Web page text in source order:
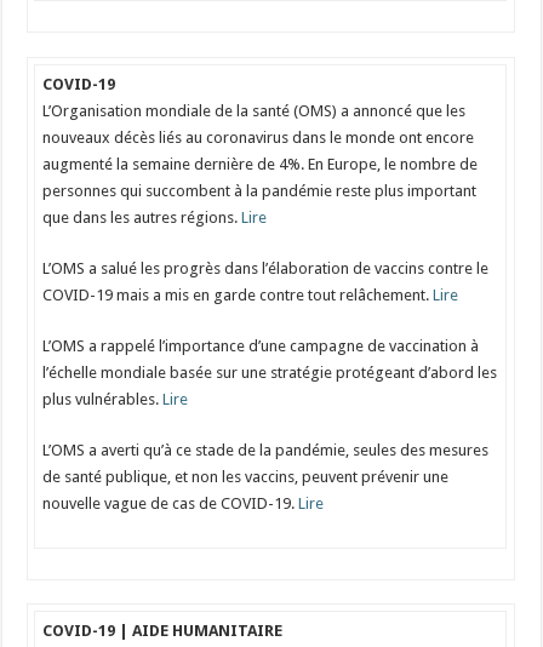
COVID-19
L’Organisation mondiale de la santé (OMS) a annoncé que les
nouveaux décès liés au coronavirus dans le monde ont encore
augmenté la semaine dernière de 4%. En Europe, le nombre de
personnes qui succombent à la pandémie reste plus important
que dans les autres régions. Lire
L’OMS a salué les progrès dans l’élaboration de vaccins contre le
COVID-19 mais a mis en garde contre tout relâchement. Lire
L’OMS a rappelé l’importance d’une campagne de vaccination à
l’échelle mondiale basée sur une stratégie protégeant d’abord les
plus vulnérables. Lire
L’OMS a averti qu’à ce stade de la pandémie, seules des mesures
de santé publique, et non les vaccins, peuvent prévenir une
nouvelle vague de cas de COVID-19. Lire
COVID-19 | AIDE HUMANITAIRE